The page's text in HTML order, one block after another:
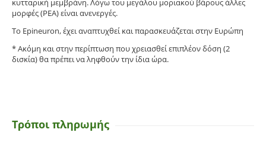
μορφές (PEA) είναι ανενεργές.
Το Epineuron, έχει αναπτυχθεί και παρασκευάζεται στην Ευρώπη
* Ακόμη και στην περίπτωση που χρειασθεί επιπλέον δόση (2
δισκία) θα πρέπει να ληφθούν την ίδια ώρα.
Τρόποι πληρωμής